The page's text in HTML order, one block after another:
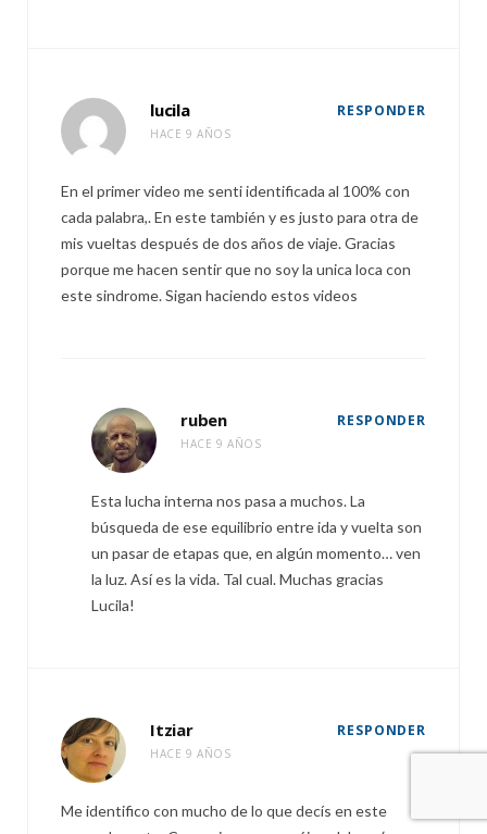
lucila
HACE 9 AÑOS
RESPONDER
En el primer video me senti identificada al 100% con
cada palabra,. En este también y es justo para otra de
mis vueltas después de dos años de viaje. Gracias
porque me hacen sentir que no soy la unica loca con
este sindrome. Sigan haciendo estos videos
ruben
HACE 9 AÑOS
RESPONDER
Esta lucha interna nos pasa a muchos. La
búsqueda de ese equilibrio entre ida y vuelta son
un pasar de etapas que, en algún momento… ven
la luz. Así es la vida. Tal cual. Muchas gracias
Lucila!
Itziar
HACE 9 AÑOS
RESPONDER
Me identifico con mucho de lo que decís en este